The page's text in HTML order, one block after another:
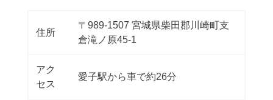
住所
〒989-1507 宮城県柴田郡川崎町支
倉滝ノ原45-1
アク
セス
愛子駅から車で約26分